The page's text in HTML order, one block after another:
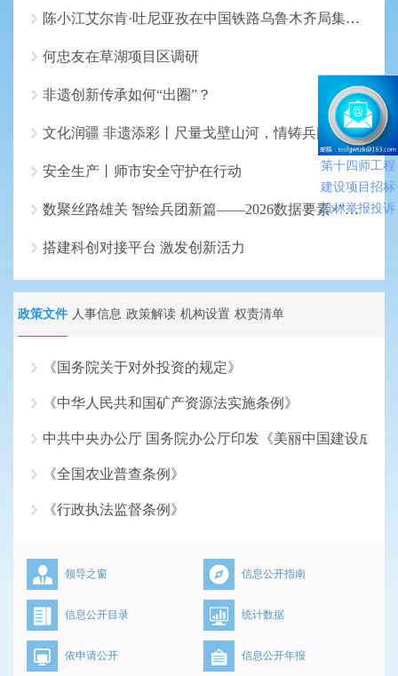
第十四师工程
建设项目招标
投标举报投诉
陈小江艾尔肯·吐尼亚孜在中国铁路乌鲁木齐局集团走访调研
何忠友在草湖项目区调研
非遗创新传承如何“出圈”？
文化润疆 非遗添彩丨尺量戈壁山河，情铸兵团伟业
安全生产丨师市安全守护在行动
数聚丝路雄关 智绘兵团新篇——2026数据要素×”大赛兵团分赛初赛即将鸣锣
搭建科创对接平台 激发创新活力
政策文件 人事信息 政策解读 机构设置 权责清单
《国务院关于对外投资的规定》
《中华人民共和国矿产资源法实施条例》
中共中央办公厅 国务院办公厅印发《美丽中国建设成效
《全国农业普查条例》
《行政执法监督条例》
领导之窗 信息公开指南
信息公开目录 统计数据
依申请公开 信息公开年报